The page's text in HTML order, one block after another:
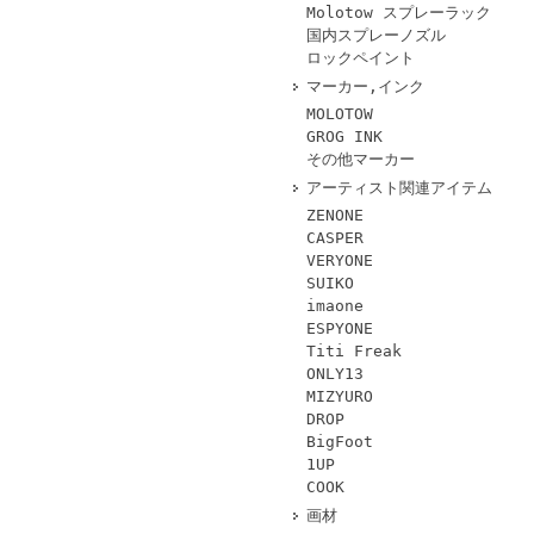
Molotow スプレーラック
国内スプレーノズル
ロックペイント
マーカー,インク
MOLOTOW
GROG INK
その他マーカー
アーティスト関連アイテム
ZENONE
CASPER
VERYONE
SUIKO
imaone
ESPYONE
Titi Freak
ONLY13
MIZYURO
DROP
BigFoot
1UP
COOK
画材